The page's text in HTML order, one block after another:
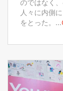
のではなく
人々に内側
をとった。...